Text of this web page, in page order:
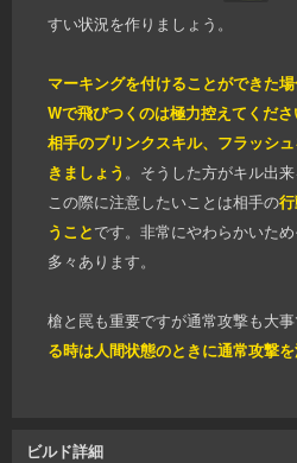
すい状況を作りましょう。
マーキングを付けることができた
Wで飛びつくのは極力控えてくだ
相手のブリンクスキル、フラッシ
きましょう 。そうした方がキル出
この際に注意したいことは相手の
うことです。非常にやわらかいた
多々あります。
槍と罠も重要ですが通常攻撃も大
る時は人間状態のときに通常攻撃
ビルド詳細